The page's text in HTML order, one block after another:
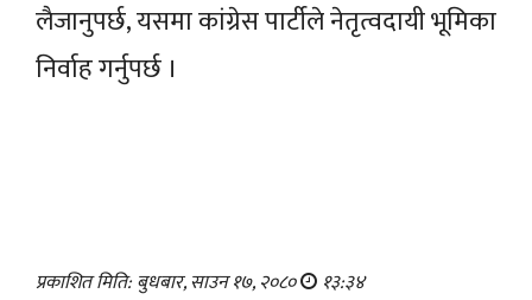
लैजानुपर्छ, यसमा कांग्रेस पार्टीले नेतृत्वदायी भूमिका
निर्वाह गर्नुपर्छ ।
प्रकाशित मिति: बुधबार, साउन १७, २०८० १३:३४